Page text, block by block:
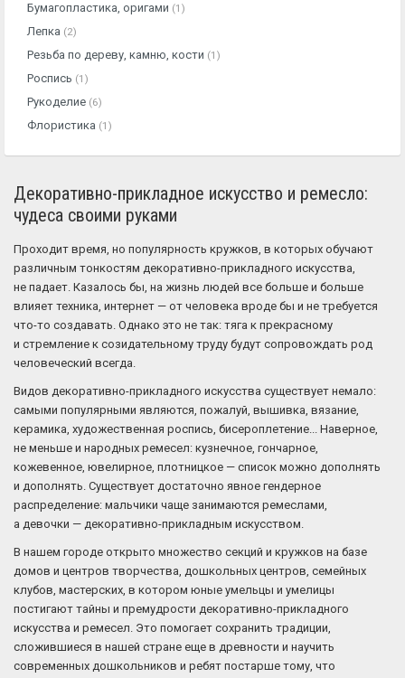
Бумагопластика, оригами (1)
Лепка (2)
Резьба по дереву, камню, кости (1)
Роспись (1)
Рукоделие (6)
Флористика (1)
Декоративно-прикладное искусство и ремесло:
чудеса своими руками
Проходит время, но популярность кружков, в которых обучают
различным тонкостям декоративно-прикладного искусства,
не падает. Казалось бы, на жизнь людей все больше и больше
влияет техника, интернет — от человека вроде бы и не требуется
что-то создавать. Однако это не так: тяга к прекрасному
и стремление к созидательному труду будут сопровождать род
человеческий всегда.
Видов декоративно-прикладного искусства существует немало:
самыми популярными являются, пожалуй, вышивка, вязание,
керамика, художественная роспись, бисероплетение... Наверное,
не меньше и народных ремесел: кузнечное, гончарное,
кожевенное, ювелирное, плотницкое — список можно дополнять
и дополнять. Существует достаточно явное гендерное
распределение: мальчики чаще занимаются ремеслами,
а девочки — декоративно-прикладным искусством.
В нашем городе открыто множество секций и кружков на базе
домов и центров творчества, дошкольных центров, семейных
клубов, мастерских, в котором юные умельцы и умелицы
постигают тайны и премудрости декоративно-прикладного
искусства и ремесел. Это помогает сохранить традиции,
сложившиеся в нашей стране еще в древности и научить
современных дошкольников и ребят постарше тому, что